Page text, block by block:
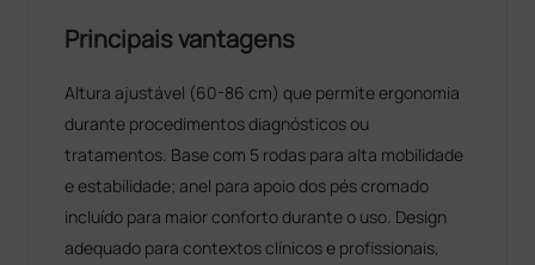
Principais vantagens
Altura ajustável (60-86 cm) que permite ergonomia
durante procedimentos diagnósticos ou
tratamentos. Base com 5 rodas para alta mobilidade
e estabilidade; anel para apoio dos pés cromado
incluído para maior conforto durante o uso. Design
adequado para contextos clínicos e profissionais,